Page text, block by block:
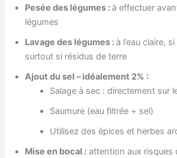
Pesée des légumes :à effectuer
légumes
Lavage des légumes :à l’eau claire,
surtout si résidus de terre
Ajout du sel – idéalement 2% :
Salage à sec : directement sur
Saumure (eau filtrée + sel)
Utilisez des épices et herbes
Mise en bocal : attention aux risques